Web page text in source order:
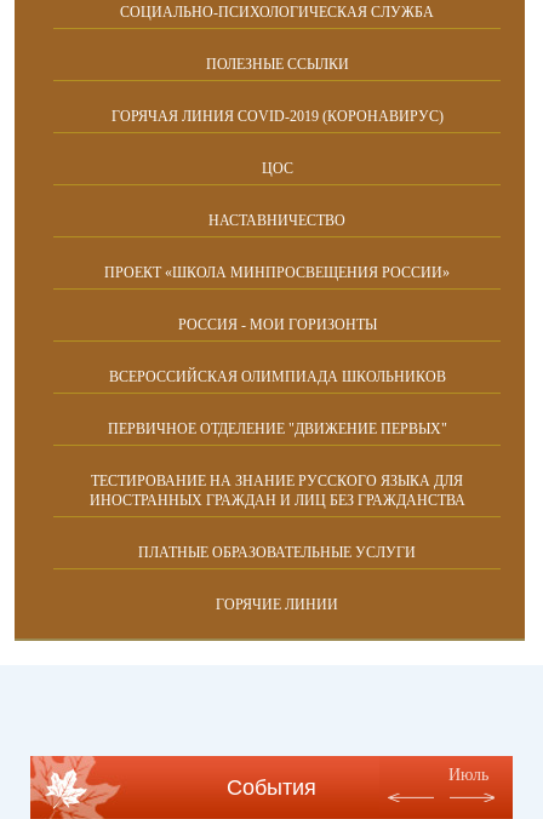
СОЦИАЛЬНО-ПСИХОЛОГИЧЕСКАЯ СЛУЖБА
ПОЛЕЗНЫЕ ССЫЛКИ
ГОРЯЧАЯ ЛИНИЯ COVID-2019 (КОРОНАВИРУС)
ЦОС
НАСТАВНИЧЕСТВО
ПРОЕКТ «ШКОЛА МИНПРОСВЕЩЕНИЯ РОССИИ»
РОССИЯ - МОИ ГОРИЗОНТЫ
ВСЕРОССИЙСКАЯ ОЛИМПИАДА ШКОЛЬНИКОВ
ПЕРВИЧНОЕ ОТДЕЛЕНИЕ "ДВИЖЕНИЕ ПЕРВЫХ"
ТЕСТИРОВАНИЕ НА ЗНАНИЕ РУССКОГО ЯЗЫКА ДЛЯ
ИНОСТРАННЫХ ГРАЖДАН И ЛИЦ БЕЗ ГРАЖДАНСТВА
ПЛАТНЫЕ ОБРАЗОВАТЕЛЬНЫЕ УСЛУГИ
ГОРЯЧИЕ ЛИНИИ
События
Июль